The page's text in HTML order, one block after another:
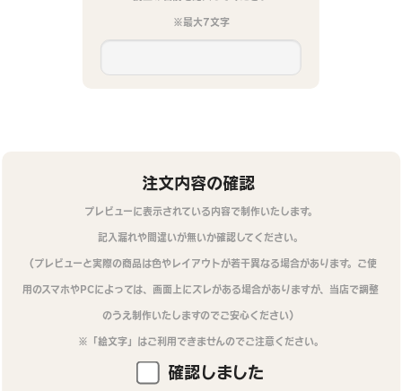
※最大7文字
注文内容の確認
プレビューに表示されている内容で制作いたします。
記入漏れや間違いが無いか確認してください。
（プレビューと実際の商品は色やレイアウトが若干異なる場合があります。ご使
用のスマホやPCによっては、画面上にズレがある場合がありますが、当店で調整
のうえ制作いたしますのでご安心ください）
※「絵文字」はご利用できませんのでご注意ください。
確認しました